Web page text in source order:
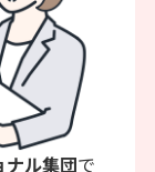
ナル集団で